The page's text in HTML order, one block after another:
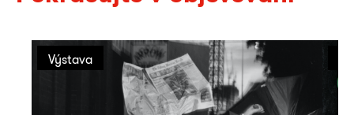
Výstava